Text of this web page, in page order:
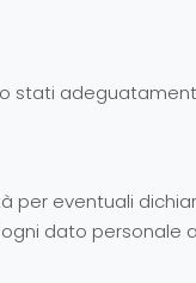
stati
per eventuali
dato personale